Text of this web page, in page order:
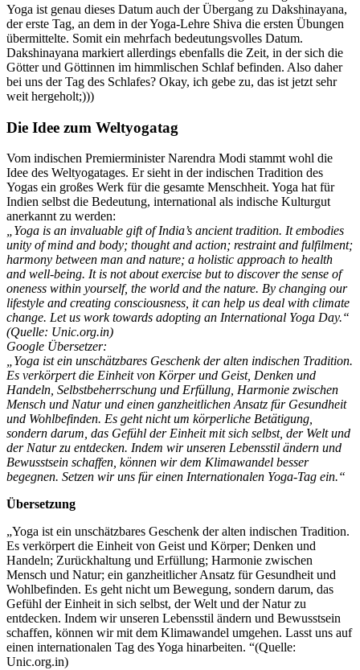
Yoga ist genau dieses Datum auch der Übergang zu Dakshinayana,
der erste Tag, an dem in der Yoga-Lehre Shiva die ersten Übungen
übermittelte. Somit ein mehrfach bedeutungsvolles Datum.
Dakshinayana markiert allerdings ebenfalls die Zeit, in der sich die
Götter und Göttinnen im himmlischen Schlaf befinden. Also daher
bei uns der Tag des Schlafes? Okay, ich gebe zu, das ist jetzt sehr
weit hergeholt;)))
Die Idee zum Weltyogatag
Vom indischen Premierminister Narendra Modi stammt wohl die
Idee des Weltyogatages. Er sieht in der indischen Tradition des
Yogas ein großes Werk für die gesamte Menschheit. Yoga hat für
Indien selbst die Bedeutung, international als indische Kulturgut
anerkannt zu werden:
„Yoga is an invaluable gift of India’s ancient tradition. It embodies
unity of mind and body; thought and action; restraint and fulfilment;
harmony between man and nature; a holistic approach to health
and well-being. It is not about exercise but to discover the sense of
oneness within yourself, the world and the nature. By changing our
lifestyle and creating consciousness, it can help us deal with climate
change. Let us work towards adopting an International Yoga Day.“
(Quelle: Unic.org.in)
Google Übersetzer:
„Yoga ist ein unschätzbares Geschenk der alten indischen Tradition.
Es verkörpert die Einheit von Körper und Geist, Denken und
Handeln, Selbstbeherrschung und Erfüllung, Harmonie zwischen
Mensch und Natur und einen ganzheitlichen Ansatz für Gesundheit
und Wohlbefinden. Es geht nicht um körperliche Betätigung,
sondern darum, das Gefühl der Einheit mit sich selbst, der Welt und
der Natur zu entdecken. Indem wir unseren Lebensstil ändern und
Bewusstsein schaffen, können wir dem Klimawandel besser
begegnen. Setzen wir uns für einen Internationalen Yoga-Tag ein.“
Übersetzung
„Yoga ist ein unschätzbares Geschenk der alten indischen Tradition.
Es verkörpert die Einheit von Geist und Körper; Denken und
Handeln; Zurückhaltung und Erfüllung; Harmonie zwischen
Mensch und Natur; ein ganzheitlicher Ansatz für Gesundheit und
Wohlbefinden. Es geht nicht um Bewegung, sondern darum, das
Gefühl der Einheit in sich selbst, der Welt und der Natur zu
entdecken. Indem wir unseren Lebensstil ändern und Bewusstsein
schaffen, können wir mit dem Klimawandel umgehen. Lasst uns auf
einen internationalen Tag des Yoga hinarbeiten. “(Quelle:
Unic.org.in)